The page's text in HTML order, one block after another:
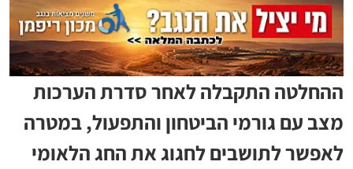
ההחלטה התקבלה לאחר סדרת הערכות
מצב עם גורמי הביטחון והתפעול, במטרה
לאפשר לתושבים לחגוג את החג הלאומי